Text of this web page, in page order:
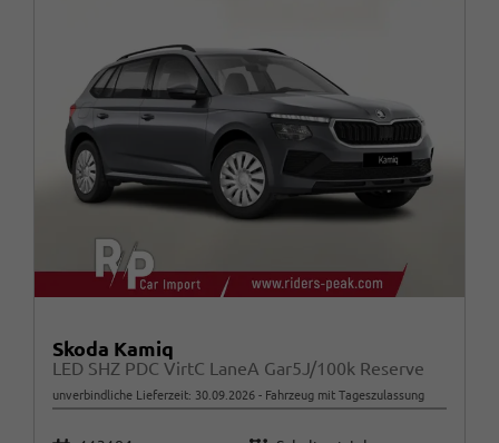
Skoda Kamiq
LED SHZ PDC VirtC LaneA Gar5J/100k Reserve
unverbindliche Lieferzeit: 30.09.2026 Fahrzeug mit Tageszulassung